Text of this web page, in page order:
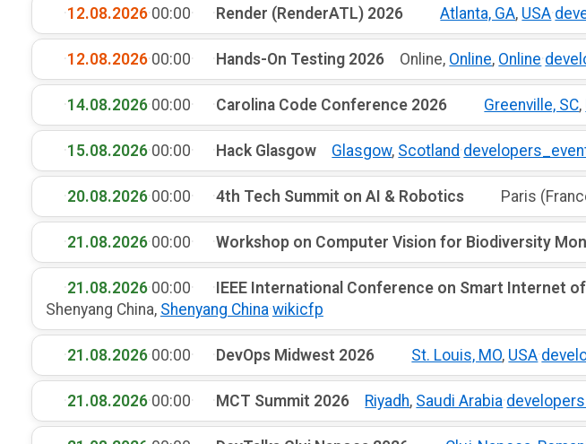
·12.08.2026·00:00· · Render (RenderATL) 2026 Atlanta, GA, USA·
·12.08.2026·00:00· · Hands-On Testing 2026 Online, Online, Online·
·14.08.2026·00:00· ·Carolina Code Conference 2026 Greenville, SC,
·15.08.2026·00:00· · Hack Glasgow Glasgow, Scotland·
·20.08.2026·00:00· ·4th Tech Summit on AI & Robotics Paris
·21.08.2026·00:00· ·Workshop on Computer Vision for Biodiversity
·21.08.2026·00:00· · IEEE International Conference on Smart Internet
Shenyang China, Shenyang China·wikicfp
·21.08.2026·00:00· · DevOps Midwest 2026 St. Louis, MO, USA·
·21.08.2026·00:00· · MCT Summit 2026 Riyadh, Saudi Arabia·